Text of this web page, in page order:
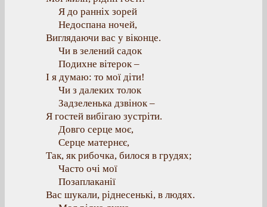
Я до ранніх зорей
Недоспана ночей,
Виглядаючи вас у віконце.
Чи в зелений садок
Подихне вітерок –
І я думаю: то мої діти!
Чи з далеких толок
Задзеленька дзвінок –
Я гостей вибігаю зустріти.
Довго серце моє,
Серце матернєє,
Так, як рибочка, билося в грудях;
Часто очі мої
Позаплаканії
Вас шукали, ріднесенькі, в людях.